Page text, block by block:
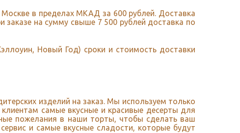
в пределах МКАД за 600 рублей. Доставка
на сумму свыше 7 500 рублей доставка по
Новый Год) сроки и стоимость доставки
изделий на заказ. Мы используем только
самые вкусные и красивые десерты для
пожелания в наши торты, чтобы сделать ваш
и самые вкусные сладости, которые будут